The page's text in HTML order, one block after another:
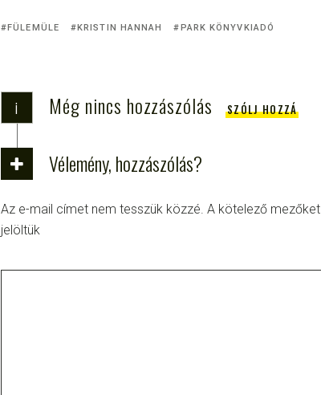
FÜLEMÜLE KRISTIN HANNAH PARK KÖNYVKIADÓ
i Még nincs hozzászólás SZÓLJ HOZZÁ
Vélemény, hozzászólás?
Az e-mail címet nem tesszük közzé. A kötelező mezőket
jelöltük